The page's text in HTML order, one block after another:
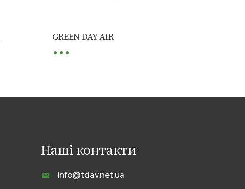
GREEN DAY AIR
...
Наші контакти
info@tdav.net.ua